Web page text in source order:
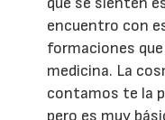
encuentro con
formaciones
medicina. La
contamos te la